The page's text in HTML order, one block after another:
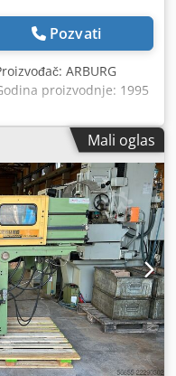
Pozvati
ARBURG
proizvodnje: 1995
Upravljačka
jedinica: Tip
jedinica)
zatvaranje: Crsdpfx Aex
oprema: Pick
Divider chute:
potpuna zaštitna
Mali oglas